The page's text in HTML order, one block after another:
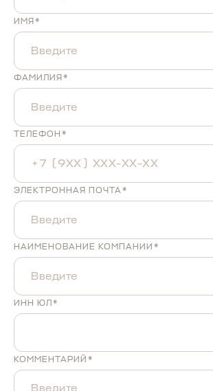
ИМЯ*
ФАМИЛИЯ*
ТЕЛЕФОН*
ЭЛЕКТРОННАЯ ПОЧТА*
НАИМЕНОВАНИЕ КОМПАНИИ*
ИНН ЮЛ*
КОММЕНТАРИЙ*